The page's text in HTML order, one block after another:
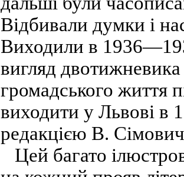
Відбивали думки і
Виходили в
вигляд двотижневика
громадського життя
виходити у Львові в
редакцією В.
Цей багато